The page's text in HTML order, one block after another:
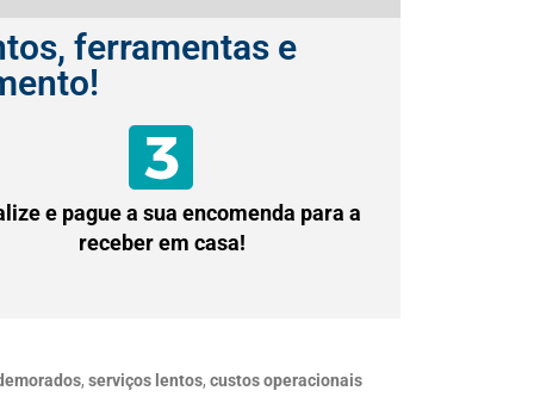
ferramentas e
e pague a sua encomenda para a
receber em casa!
, serviços lentos, custos operacionais